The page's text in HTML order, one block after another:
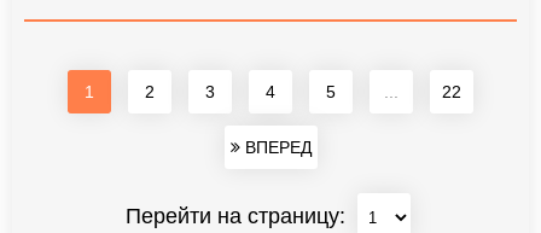
1 2 3 4 5 22
ВПЕРЕД
Перейти на страницу: